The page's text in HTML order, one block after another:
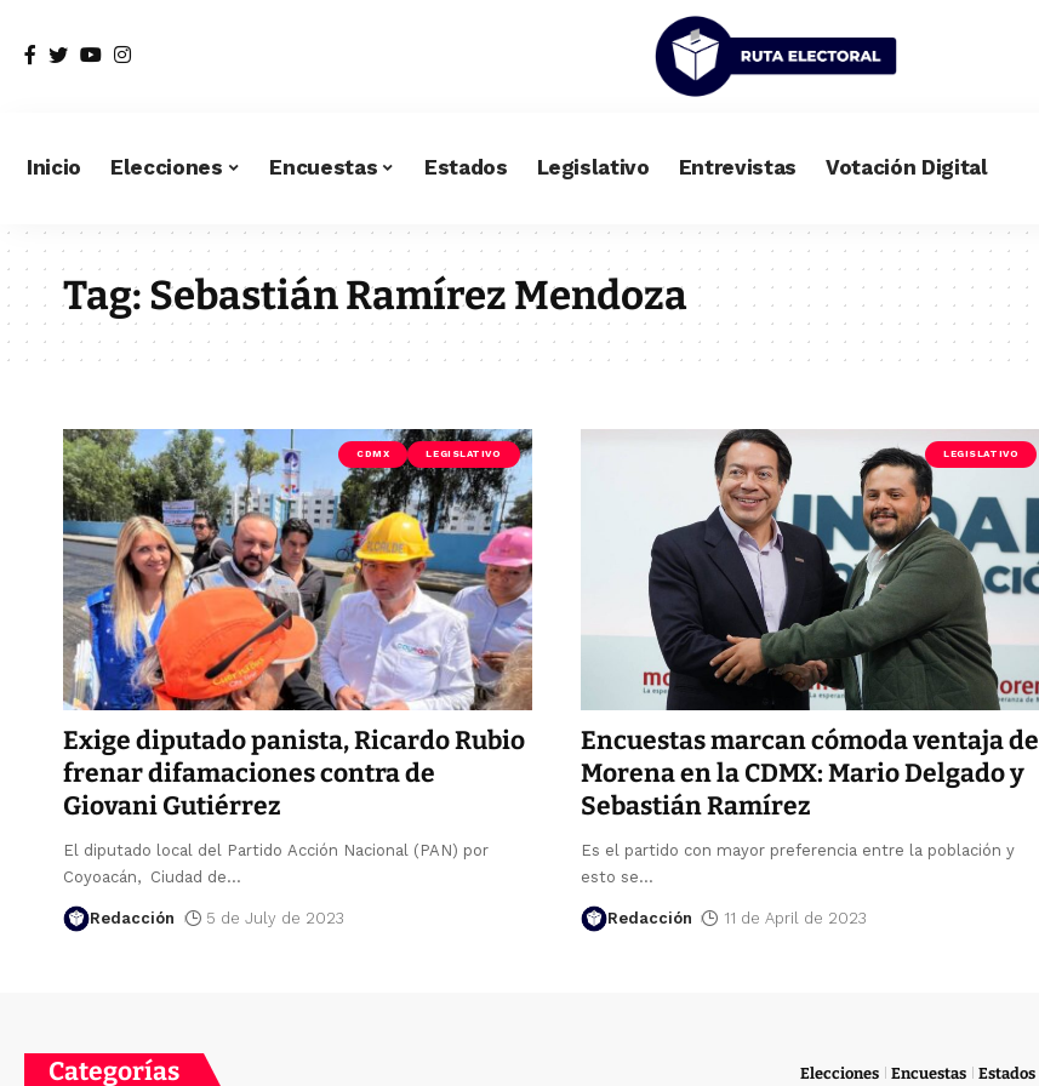
Inicio Elecciones Encuestas Estados Legislativo Entrevistas Votación Digital
Tag: Sebastián Ramírez Mendoza
CDMX LEGISLATIVO
Exige diputado panista, Ricardo Rubio
frenar difamaciones contra de
Giovani Gutiérrez
El diputado local del Partido Acción Nacional (PAN) por
Coyoacán, Ciudad de…
Redacción 5 de July de 2023
LEGISLATIVO
Encuestas marcan cómoda ventaja de
Morena en la CDMX: Mario Delgado y
Sebastián Ramírez
Es el partido con mayor preferencia entre la población y
esto se…
Redacción 11 de April de 2023
Categorías Elecciones Encuestas Estados